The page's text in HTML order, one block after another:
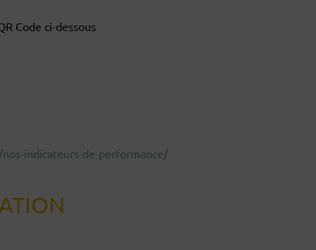
Code ci-dessous
indicateurs-de-performance/